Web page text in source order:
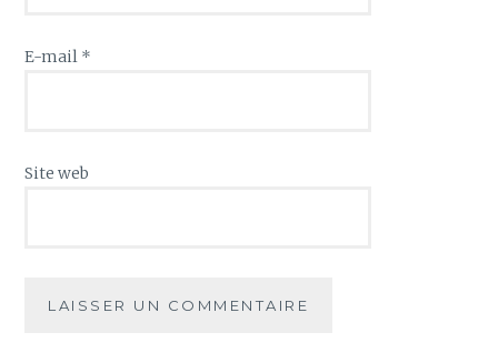
E-mail *
Site web